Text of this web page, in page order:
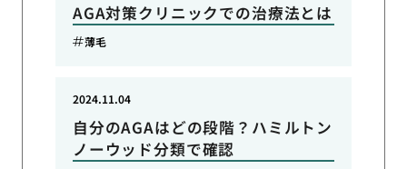
AGA対策クリニックでの治療法とは
薄毛
自分のAGAはどの段階？ハミルトン
ノーウッド分類で確認
2024.11.04